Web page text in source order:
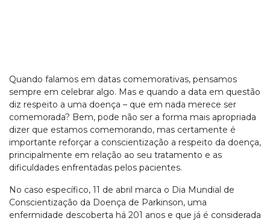
Quando falamos em datas comemorativas, pensamos
sempre em celebrar algo. Mas e quando a data em questão
diz respeito a uma doença – que em nada merece ser
comemorada? Bem, pode não ser a forma mais apropriada
dizer que estamos comemorando, mas certamente é
importante reforçar a conscientização a respeito da doença,
principalmente em relação ao seu tratamento e as
dificuldades enfrentadas pelos pacientes.
No caso específico, 11 de abril marca o Dia Mundial de
Conscientização da Doença de Parkinson, uma
enfermidade descoberta há 201 anos e que já é considerada